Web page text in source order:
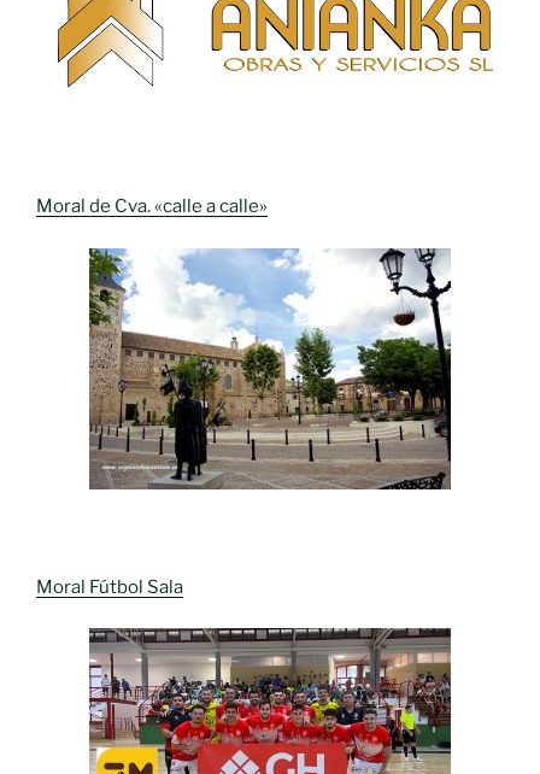
Moral de Cva. «calle a calle»
Moral Fútbol Sala